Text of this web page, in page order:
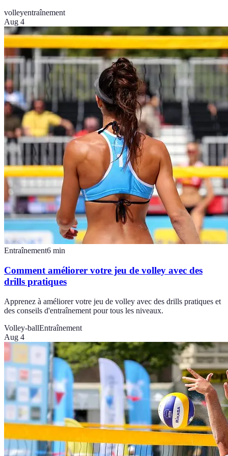
volleyentraînement
Aug 4
Entraînement6 min
Comment améliorer votre jeu de volley avec des
drills pratiques
Apprenez à améliorer votre jeu de volley avec des drills pratiques et
des conseils d'entraînement pour tous les niveaux.
Volley-ballEntraînement
Aug 4